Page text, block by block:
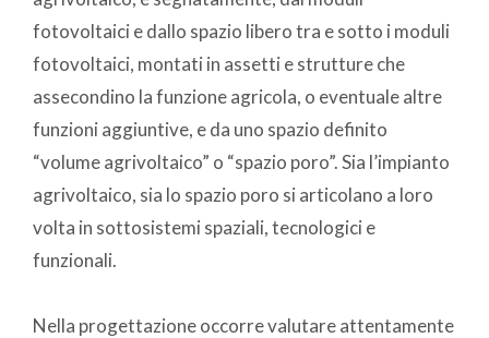
fotovoltaici e dallo spazio libero tra e sotto i moduli
fotovoltaici, montati in assetti e strutture che
assecondino la funzione agricola, o eventuale altre
funzioni aggiuntive, e da uno spazio definito
“volume agrivoltaico” o “spazio poro”. Sia l’impianto
agrivoltaico, sia lo spazio poro si articolano a loro
volta in sottosistemi spaziali, tecnologici e
funzionali.
Nella progettazione occorre valutare attentamente